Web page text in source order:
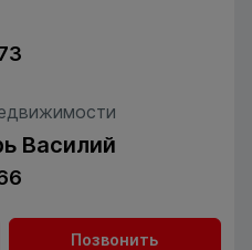
Василий
Позвонить